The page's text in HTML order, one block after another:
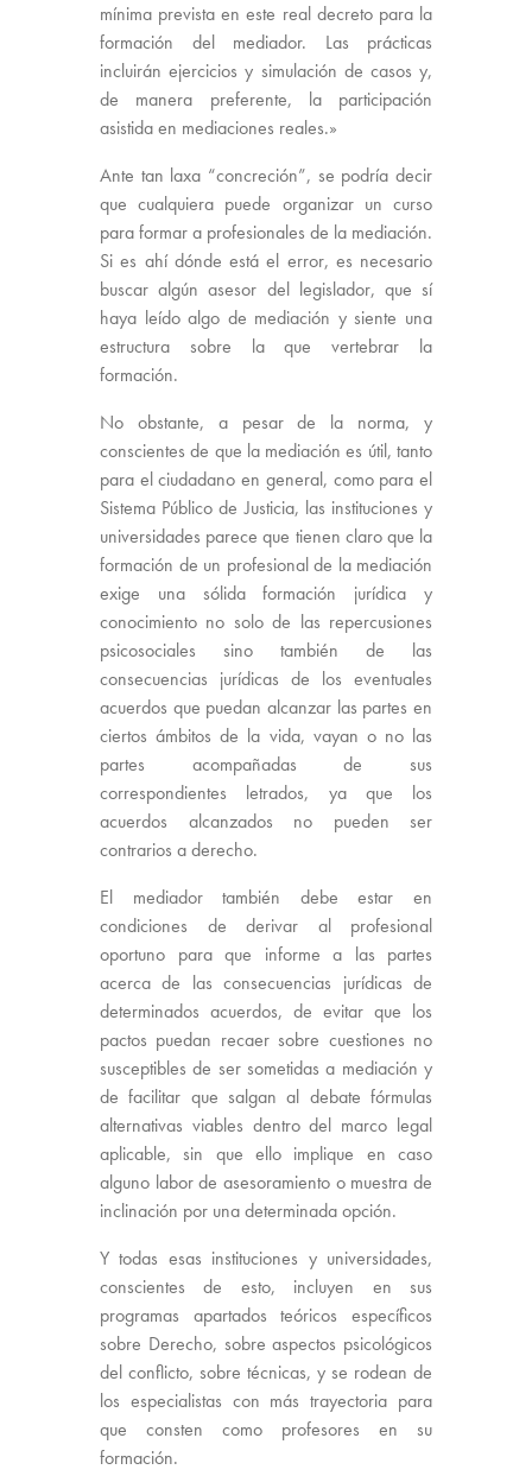
mínima prevista en este real decreto para la
formación del mediador. Las prácticas
incluirán ejercicios y simulación de casos y,
de manera preferente, la participación
asistida en mediaciones reales.»
Ante tan laxa “concreción”, se podría decir
que cualquiera puede organizar un curso
para formar a profesionales de la mediación.
Si es ahí dónde está el error, es necesario
buscar algún asesor del legislador, que sí
haya leído algo de mediación y siente una
estructura sobre la que vertebrar la
formación.
No obstante, a pesar de la norma, y
conscientes de que la mediación es útil, tanto
para el ciudadano en general, como para el
Sistema Público de Justicia, las instituciones y
universidades parece que tienen claro que la
formación de un profesional de la mediación
exige una sólida formación jurídica y
conocimiento no solo de las repercusiones
psicosociales sino también de las
consecuencias jurídicas de los eventuales
acuerdos que puedan alcanzar las partes en
ciertos ámbitos de la vida, vayan o no las
partes acompañadas de sus
correspondientes letrados, ya que los
acuerdos alcanzados no pueden ser
contrarios a derecho.
El mediador también debe estar en
condiciones de derivar al profesional
oportuno para que informe a las partes
acerca de las consecuencias jurídicas de
determinados acuerdos, de evitar que los
pactos puedan recaer sobre cuestiones no
susceptibles de ser sometidas a mediación y
de facilitar que salgan al debate fórmulas
alternativas viables dentro del marco legal
aplicable, sin que ello implique en caso
alguno labor de asesoramiento o muestra de
inclinación por una determinada opción.
Y todas esas instituciones y universidades,
conscientes de esto, incluyen en sus
programas apartados teóricos específicos
sobre Derecho, sobre aspectos psicológicos
del conflicto, sobre técnicas, y se rodean de
los especialistas con más trayectoria para
que consten como profesores en su
formación.